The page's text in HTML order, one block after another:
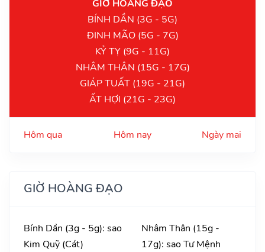
GIỜ HOÀNG ĐẠO
BÍNH DẦN (3G - 5G)
ĐINH MÃO (5G - 7G)
KỶ TỴ (9G - 11G)
NHÂM THÂN (15G - 17G)
GIÁP TUẤT (19G - 21G)
ẤT HỢI (21G - 23G)
Hôm qua Hôm nay Ngày mai
GIỜ HOÀNG ĐẠO
Bính Dần (3g - 5g): sao
Kim Quỹ (Cát)
Nhâm Thân (15g -
17g): sao Tư Mệnh